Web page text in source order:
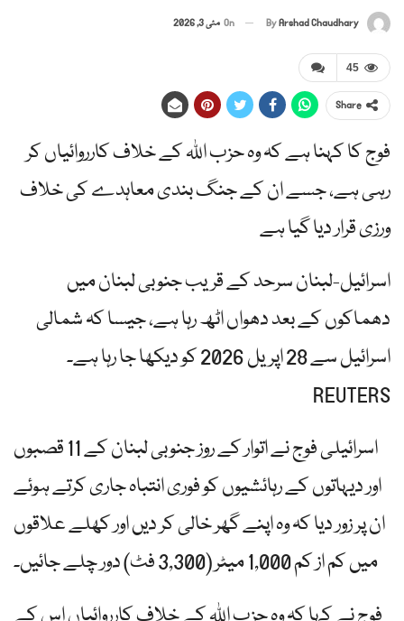
ByArshad Chaudhary
On مئی 3, 2026
45
Share
فوج کا کہنا ہے کہ وہ حزب اللہ کے خلاف کارروائیاں کر
رہی ہے، جسے ان کے جنگ بندی معاہدے کی خلاف
ورزی قرار دیا گیا ہے
اسرائیل-لبنان سرحد کے قریب جنوبی لبنان میں
دھماکوں کے بعد دھواں اٹھ رہا ہے، جیسا کہ شمالی
اسرائیل سے 28 اپریل 2026 کو دیکھا جا رہا ہے۔
REUTERS
اسرائیلی فوج نے اتوار کے روز جنوبی لبنان کے 11 قصبوں
اور دیہاتوں کے رہائشیوں کو فوری انتباہ جاری کرتے ہوئے
ان پر زور دیا کہ وہ اپنے گھر خالی کر دیں اور کھلے علاقوں
میں کم از کم 1,000 میٹر (3,300 فٹ) دور چلے جائیں۔